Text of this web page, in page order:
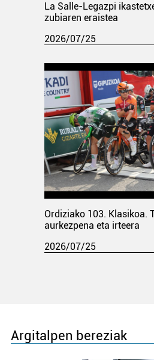
La Salle-Legazpi
zubiaren eraistea
2026/07/25
Ordiziako 103. Klasikoa.
aurkezpena eta irteera
2026/07/25
Argitalpen bereziak